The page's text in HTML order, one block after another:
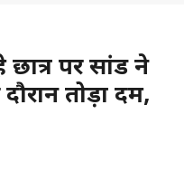
पर सांड ने
तोड़ा दम,